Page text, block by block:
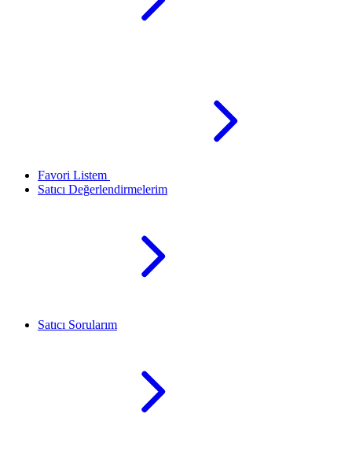
Favori Listem
Satıcı Değerlendirmelerim
Satıcı Sorularım